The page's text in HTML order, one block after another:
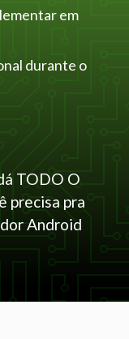
em
durante o
TODO O
precisa pra
Android